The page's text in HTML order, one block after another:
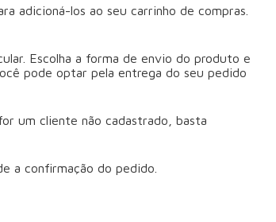
adicioná-los ao seu carrinho de compras.
Escolha a forma de envio do produto e
pode optar pela entrega do seu pedido
um cliente não cadastrado, basta
a confirmação do pedido.